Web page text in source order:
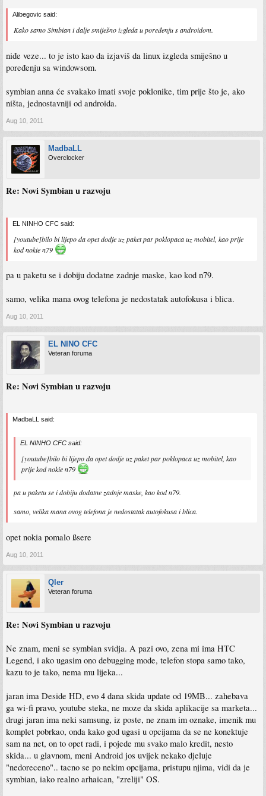
Alibegovic said:
Kako samo Simbian i dalje smiješno izgleda u poređenju s androidom.
niđe veze... to je isto kao da izjaviš da linux izgleda smiješno u
poređenju sa windowsom.
symbian anna će svakako imati svoje poklonike, tim prije što je, ako
ništa, jednostavniji od androida.
Aug 10, 2011
MadbaLL
Overclocker
Re: Novi Symbian u razvoju
EL NINHO CFC said:
[youtube]bilo bi lijepo da opet dodje uz paket par poklopaca uz mobitel, kao prije
kod nokie n79
pa u paketu se i dobiju dodatne zadnje maske, kao kod n79.
samo, velika mana ovog telefona je nedostatak autofokusa i blica.
Aug 10, 2011
EL NINO CFC
Veteran foruma
Re: Novi Symbian u razvoju
MadbaLL said:
EL NINHO CFC said:
[youtube]bilo bi lijepo da opet dodje uz paket par poklopaca uz mobitel, kao
prije kod nokie n79
pa u paketu se i dobiju dodatne zadnje maske, kao kod n79.
samo, velika mana ovog telefona je nedostatak autofokusa i blica.
opet nokia pomalo ßsere
Aug 10, 2011
Qler
Veteran foruma
Re: Novi Symbian u razvoju
Ne znam, meni se symbian svidja. A pazi ovo, zena mi ima HTC
Legend, i ako ugasim ono debugging mode, telefon stopa samo tako,
kazu to je tako, nema mu lijeka...
jaran ima Deside HD, evo 4 dana skida update od 19MB... zahebava
ga wi-fi pravo, youtube steka, ne moze da skida aplikacije sa marketa...
drugi jaran ima neki samsung, iz poste, ne znam im oznake, imenik mu
komplet pobrkao, onda kako god ugasi u opcijama da se ne konektuje
sam na net, on to opet radi, i pojede mu svako malo kredit, nesto
skida... u glavnom, meni Android jos uvijek nekako djeluje
"nedoreceno".. tacno se po nekim opcijama, pristupu njima, vidi da je
symbian, iako realno arhaican, "zreliji" OS.